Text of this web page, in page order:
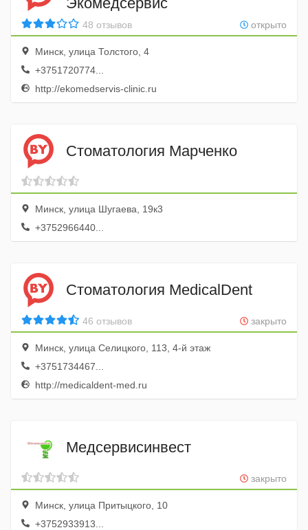
открыто
48 отзывов
Минск, улица Толстого, 4
+3751720774...
http://ekomedservis-clinic.ru
Стоматология Марченко
Минск, улица Шугаева, 19к3
+3752966440...
Стоматология MedicalDent
закрыто
46 отзывов
Минск, улица Селицкого, 113, 4-й этаж
+3751734467...
http://medicaldent-med.ru
Медсервисинвест
закрыто
Минск, улица Притыцкого, 10
+3752933913...